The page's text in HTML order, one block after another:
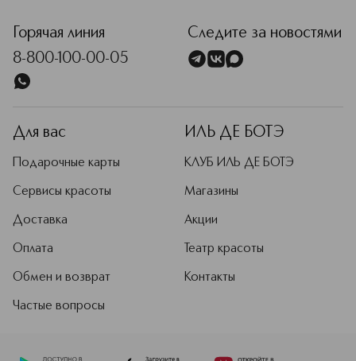
Горячая линия
8-800-100-00-05
Следите за новостями
Для вас
Подарочные карты
Сервисы красоты
Доставка
Оплата
Обмен и возврат
Частые вопросы
ИЛЬ ДЕ БОТЭ
КЛУБ ИЛЬ ДЕ БОТЭ
Магазины
Акции
Театр красоты
Контакты